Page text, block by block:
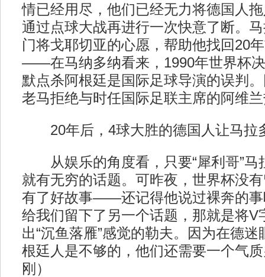
情已经用尽，他们已经无力将德国人
通过点球大战再进行一次快意了断。
门将戈耶切亚的心愿，帮助他找回20
——在马纳多纳看来，1990年世界杯
默点杀阿根廷是国际足球导演的误判
老马拒绝与时任国际足联主席的阿维
20年后，4球大胜的德国人让马拉
从娱乐的角度看，只要“犀利哥”马
就有无穷的话题。可昨夜，世界杯没
有了好故事——还记得他说过裸奔的事
给我们留下了另一个话题，那就是将V
出“沉鱼落雁”感觉的勒夫。因为在德
根廷人是不够的，他们还需要一个气
刚）